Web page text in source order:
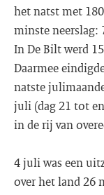
het natst met
minste neerslag:
In De Bilt werd
Daarmee
natste
juli (dag 21 tot
in de rij van
4 juli was een
over het land 26